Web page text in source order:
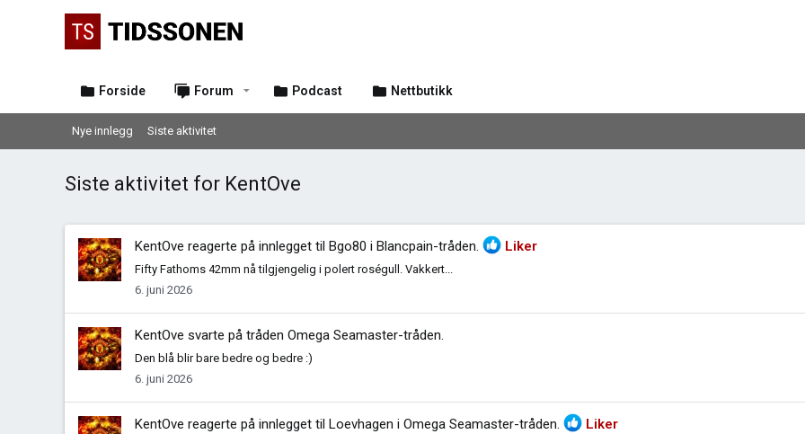
Forside Forum Podcast Nettbutikk
Nye innlegg Siste aktivitet
Siste aktivitet for KentOve
KentOve reagerte på innlegget til Bgo80 i Blancpain-tråden. Liker
Fifty Fathoms 42mm nå tilgjengelig i polert roségull. Vakkert...
6. juni 2026
KentOve svarte på tråden Omega Seamaster-tråden.
Den blå blir bare bedre og bedre :)
6. juni 2026
KentOve reagerte på innlegget til Loevhagen i Omega Seamaster-tråden. Liker